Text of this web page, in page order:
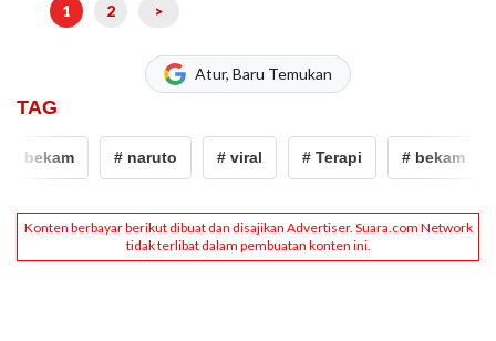
1 2 >
Atur, Baru Temukan
TAG
bekam # naruto # viral # Terapi # bekam